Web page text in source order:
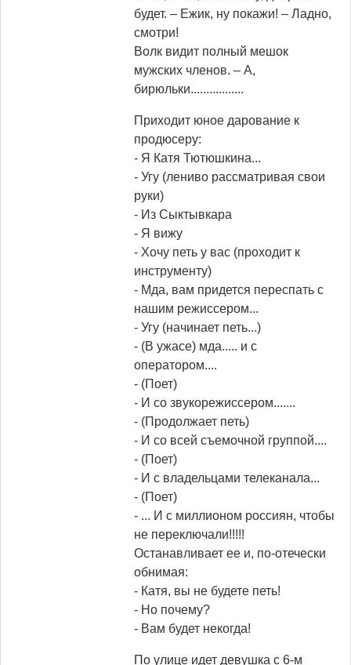
будет. – Ежик, ну покажи! – Ладно,
смотри!
Волк видит полный мешок
мужских членов. – А,
бирюльки.................
Приходит юное дарование к
продюсеру:
- Я Катя Тютюшкина...
- Угу (лениво рассматривая свои
руки)
- Из Сыктывкара
- Я вижу
- Хочу петь у вас (проходит к
инструменту)
- Мда, вам придется переспать с
нашим режиссером...
- Угу (начинает петь...)
- (В ужасе) мда..... и с
оператором....
- (Поет)
- И со звукорежиссером.......
- (Продолжает петь)
- И со всей съемочной группой....
- (Поет)
- И с владельцами телеканала...
- (Поет)
- ... И с миллионом россиян, чтобы
не переключали!!!!!
Останавливает ее и, по-отечески
обнимая:
- Катя, вы не будете петь!
- Но почему?
- Вам будет некогда!
По улице идет девушка с 6-м